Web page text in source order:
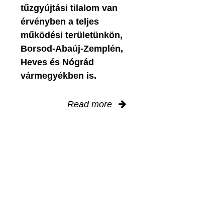
tűzgyújtási tilalom van
érvényben a teljes
működési területünkön,
Borsod-Abaúj-Zemplén,
Heves és Nógrád
vármegyékben is.
Read more